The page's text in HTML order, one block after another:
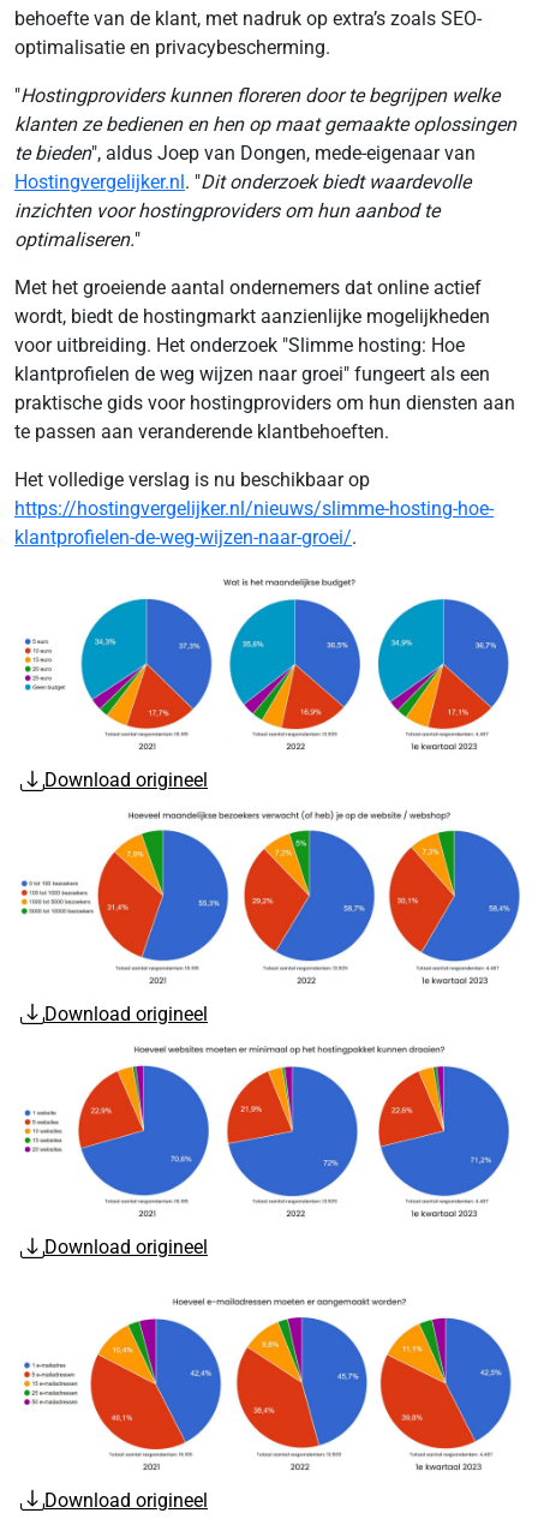
behoefte van de klant, met nadruk op extra’s zoals SEO-
optimalisatie en privacybescherming.
"Hostingproviders kunnen floreren door te begrijpen welke
klanten ze bedienen en hen op maat gemaakte oplossingen
te bieden", aldus Joep van Dongen, mede-eigenaar van
Hostingvergelijker.nl. "Dit onderzoek biedt waardevolle
inzichten voor hostingproviders om hun aanbod te
optimaliseren."
Met het groeiende aantal ondernemers dat online actief
wordt, biedt de hostingmarkt aanzienlijke mogelijkheden
voor uitbreiding. Het onderzoek "Slimme hosting: Hoe
klantprofielen de weg wijzen naar groei" fungeert als een
praktische gids voor hostingproviders om hun diensten aan
te passen aan veranderende klantbehoeften.
Het volledige verslag is nu beschikbaar op
https://hostingvergelijker.nl/nieuws/slimme-hosting-hoe-
klantprofielen-de-weg-wijzen-naar-groei/.
Download origineel
Download origineel
Download origineel
Download origineel